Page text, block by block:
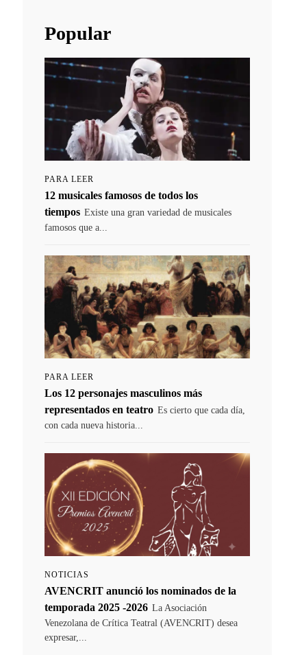
Popular
PARA LEER
12 musicales famosos de todos los
tiempos Existe una gran variedad de musicales
famosos que a...
PARA LEER
Los 12 personajes masculinos más
representados en teatro Es cierto que cada día,
con cada nueva historia...
NOTICIAS
AVENCRIT anunció los nominados de la
temporada 2025 -2026 La Asociación
Venezolana de Crítica Teatral (AVENCRIT) desea
expresar,...